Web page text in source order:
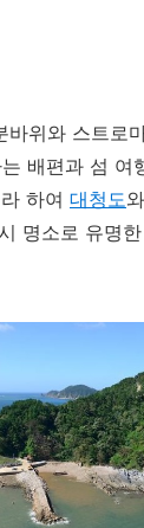
바위와 스트로
배편과 섬 여
하여 대청도
명소로 유명